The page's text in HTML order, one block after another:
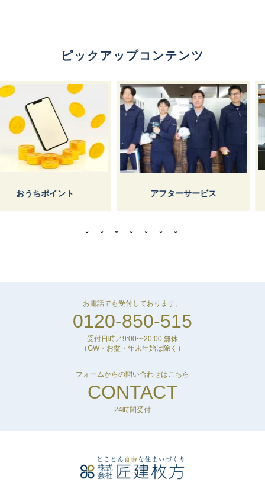
ピックアップコンテンツ
ント アフターサービス
お電話でも受付しております。
0120-850-515
受付日時／9:00〜20:00 無休
（GW・お盆・年末年始は除く）
フォームからの問い合わせはこちら
CONTACT
24時間受付